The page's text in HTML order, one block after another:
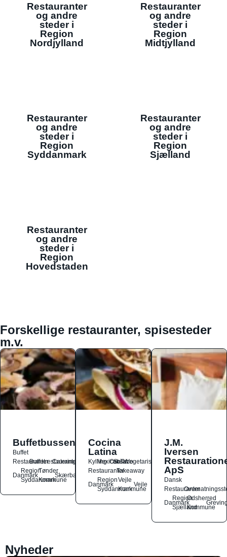
Restauranter
og andre
steder i
Region
Nordjylland
Restauranter
og andre
steder i
Region
Midtjylland
Restauranter
og andre
steder i
Region
Syddanmark
Restauranter
og andre
steder i
Region
Sjælland
Restauranter
og andre
steder i
Region
Hovedstaden
Forskellige restauranter, spisesteder
m.v.
Buffetbussen
Buffet
Restauranter
Buffetrestauranter
Catering
Danmark
Region
Syddanmark
Tønder
Kommune
Skærbæk
Cocina
Latina
Kylling
Mexicansk
OstSalat
TacoVegetarisk
RestauranterTakeaway
Danmark
Region
Syddanmark
Vejle
Kommune
Vejle
J.M.
Iversen
ApS
Dansk
Restauranter
Danmark
Region
Sjælland
Odsherred
Kommune
Nyheder